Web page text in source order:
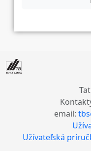
email:
Užívateľská